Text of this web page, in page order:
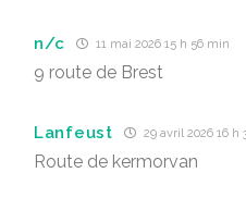
n/c 11 mai 2026 15 h 56 min
9 route de Brest
Lanfeust 29 avril 2026 16 h
Route de kermorvan